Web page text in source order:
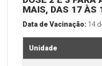
MAIS, DAS 17 ÀS
Data de Vacinação: 14
Unidade